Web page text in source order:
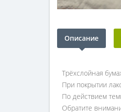
Описание
Трёхслойная
При покрытии
По действием
Обратите